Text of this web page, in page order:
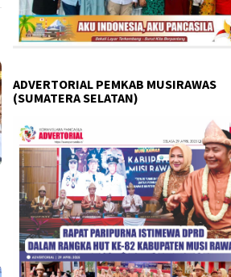
ADVERTORIAL PEMKAB MUSIRAWAS
(SUMATERA SELATAN)